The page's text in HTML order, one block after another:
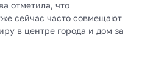
отметила, что
сейчас часто совмещают
в центре города и дом за